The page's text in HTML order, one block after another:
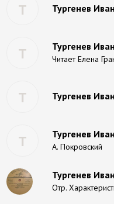
Т Тургенев
Т Тургенев
Читает Елена
Т Тургенев
Т Тургенев
А. Покровский
Тургенев
Отр.